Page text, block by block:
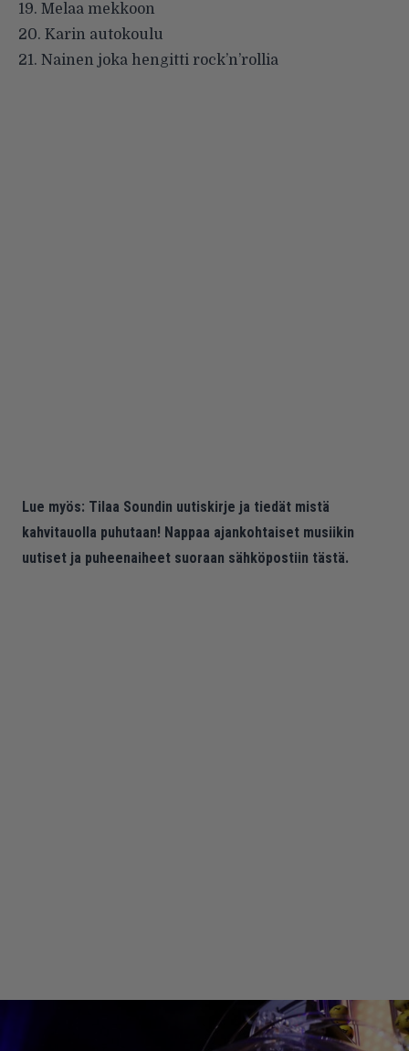
19. Melaa mekkoon
20. Karin autokoulu
21. Nainen joka hengitti rock’n’rollia
Lue myös: Tilaa Soundin uutiskirje ja tiedät mistä
kahvitauolla puhutaan! Nappaa ajankohtaiset musiikin
uutiset ja puheenaiheet suoraan sähköpostiin tästä.